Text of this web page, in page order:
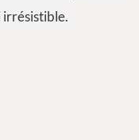
irrésistible.